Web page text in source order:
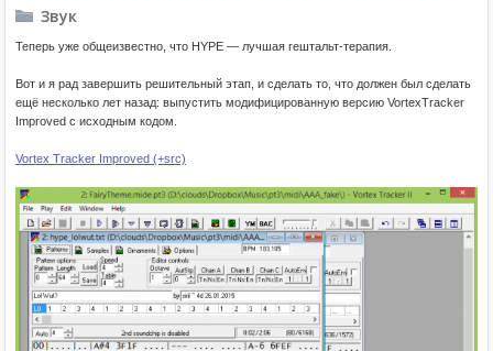
Звук
Теперь уже общеизвестно, что HYPE — лучшая гештальт-терапия.
Вот и я рад завершить решительный этап, и сделать то, что должен был сделать
ещё несколько лет назад: выпустить модифицированную версию VortexTracker
Improved с исходным кодом.
Vortex Tracker Improved (+src)